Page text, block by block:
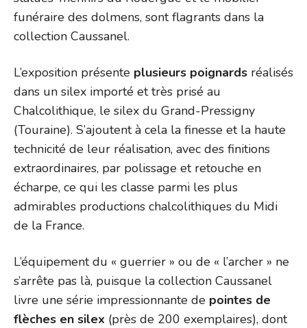
funéraire des dolmens, sont flagrants dans la
collection Caussanel.
L’exposition présente plusieurs poignards réalisés
dans un silex importé et très prisé au
Chalcolithique, le silex du Grand-Pressigny
(Touraine). S’ajoutent à cela la finesse et la haute
technicité de leur réalisation, avec des finitions
extraordinaires, par polissage et retouche en
écharpe, ce qui les classe parmi les plus
admirables productions chalcolithiques du Midi
de la France.
L’équipement du « guerrier » ou de « l’archer » ne
s’arrête pas là, puisque la collection Caussanel
livre une série impressionnante de pointes de
flèches en silex (près de 200 exemplaires), dont